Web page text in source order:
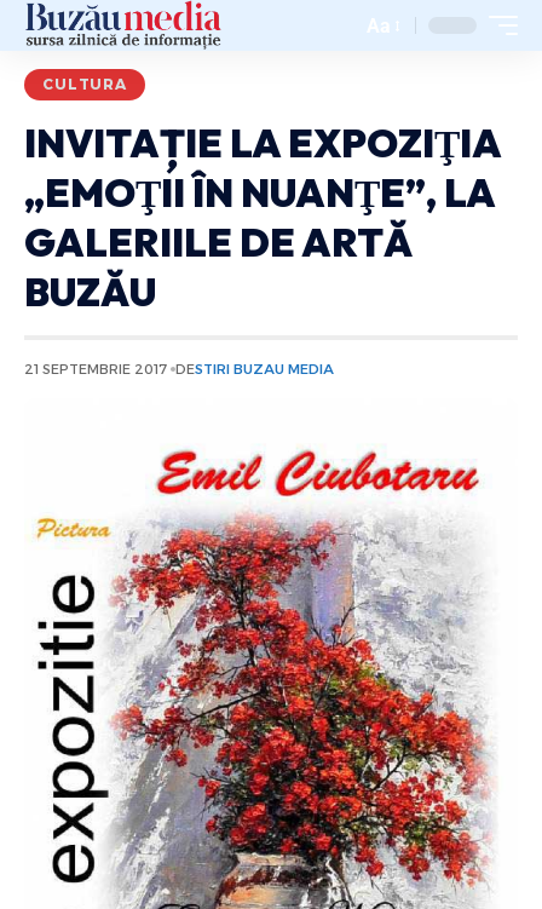
Aa
CULTURA
INVITAȚIE LA EXPOZIŢIA
„EMOŢII ÎN NUANŢE”, LA
GALERIILE DE ARTĂ
BUZĂU
21 SEPTEMBRIE 2017 DESTIRI BUZAU MEDIA